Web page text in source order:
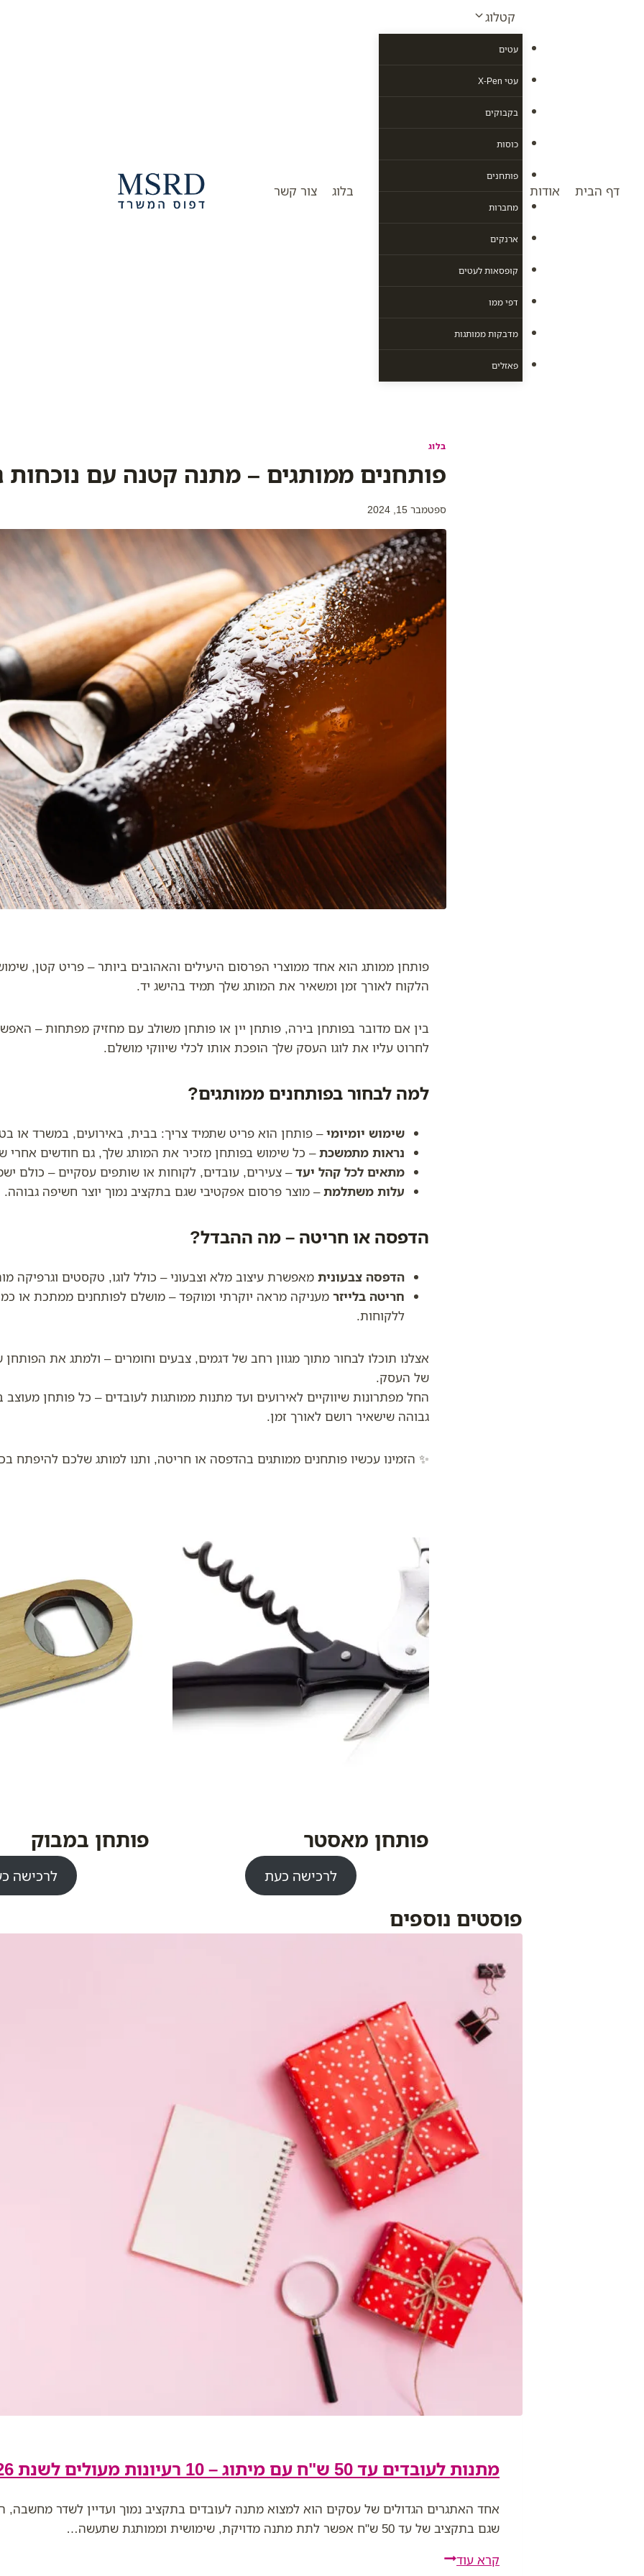
דף הבית אודות
קטלוג
עטים
עטי X-Pen
בקבוקים
כוסות
פותחנים
מחברות
ארנקים
קופסאות לעטים
דפי ממו
מדבקות ממותגות
פאזלים
בלוג צור קשר
בלוג
פותחנים ממותגים – מתנה קטנה עם נוכחות
ספטמבר 15, 2024
פותחן ממותג הוא אחד ממוצרי הפרסום היעילים והאהובים ביותר – פריט קטן,
הלקוח לאורך זמן ומשאיר את המותג שלך תמיד בהישג יד.
בין אם מדובר בפותחן בירה, פותחן יין או פותחן משולב עם מחזיק מפתחות –
לחרוט עליו את לוגו העסק שלך הופכת אותו לכלי שיווקי מושלם.
למה לבחור בפותחנים ממותגים?
שימוש יומיומי– פותחן הוא פריט שתמיד צריך: בבית, באירועים, במשרד או
נראות מתמשכת– כל שימוש בפותחן מזכיר את המותג שלך, גם חודשים אחרי
מתאים לכל קהל יעד– צעירים, עובדים, לקוחות או שותפים עסקיים – כולם
עלות משתלמת– מוצר פרסום אפקטיבי שגם בתקציב נמוך יוצר חשיפה גבוהה.
הדפסה או חריטה – מה ההבדל?
הדפסה צבעונית מאפשרת עיצוב מלא וצבעוני – כולל לוגו, טקסטים וגרפיקה
חריטה בלייזר מעניקה מראה יוקרתי ומוקפד – מושלם לפותחנים ממתכת או
ללקוחות.
אצלנו תוכלו לבחור מתוך מגוון רחב של דגמים, צבעים וחומרים – ולמתג את הפותחן
של העסק.
החל מפתרונות שיווקיים לאירועים ועד מתנות ממותגות לעובדים – כל פותחן מעוצב
גבוהה שישאיר רושם לאורך זמן.
✨ הזמינו עכשיו פותחנים ממותגים בהדפסה או חריטה, ותנו למותג שלכם להיפתח
פותחן מאסטר
לרכישה כעת
פותחן במבוק
לרכישה
פוסטים נוספים
מתנות לעובדים עד 50 ש"ח עם מיתוג – 10 רעיונות מעולים לשנת 2026
אחד האתגרים הגדולים של עסקים הוא למצוא מתנה לעובדים בתקציב נמוך ועדיין לשדר מחשבה,
שגם בתקציב של עד 50 ש"ח אפשר לתת מתנה מדויקת, שימושית וממותגת שתעשה…
קרא עודמתנות